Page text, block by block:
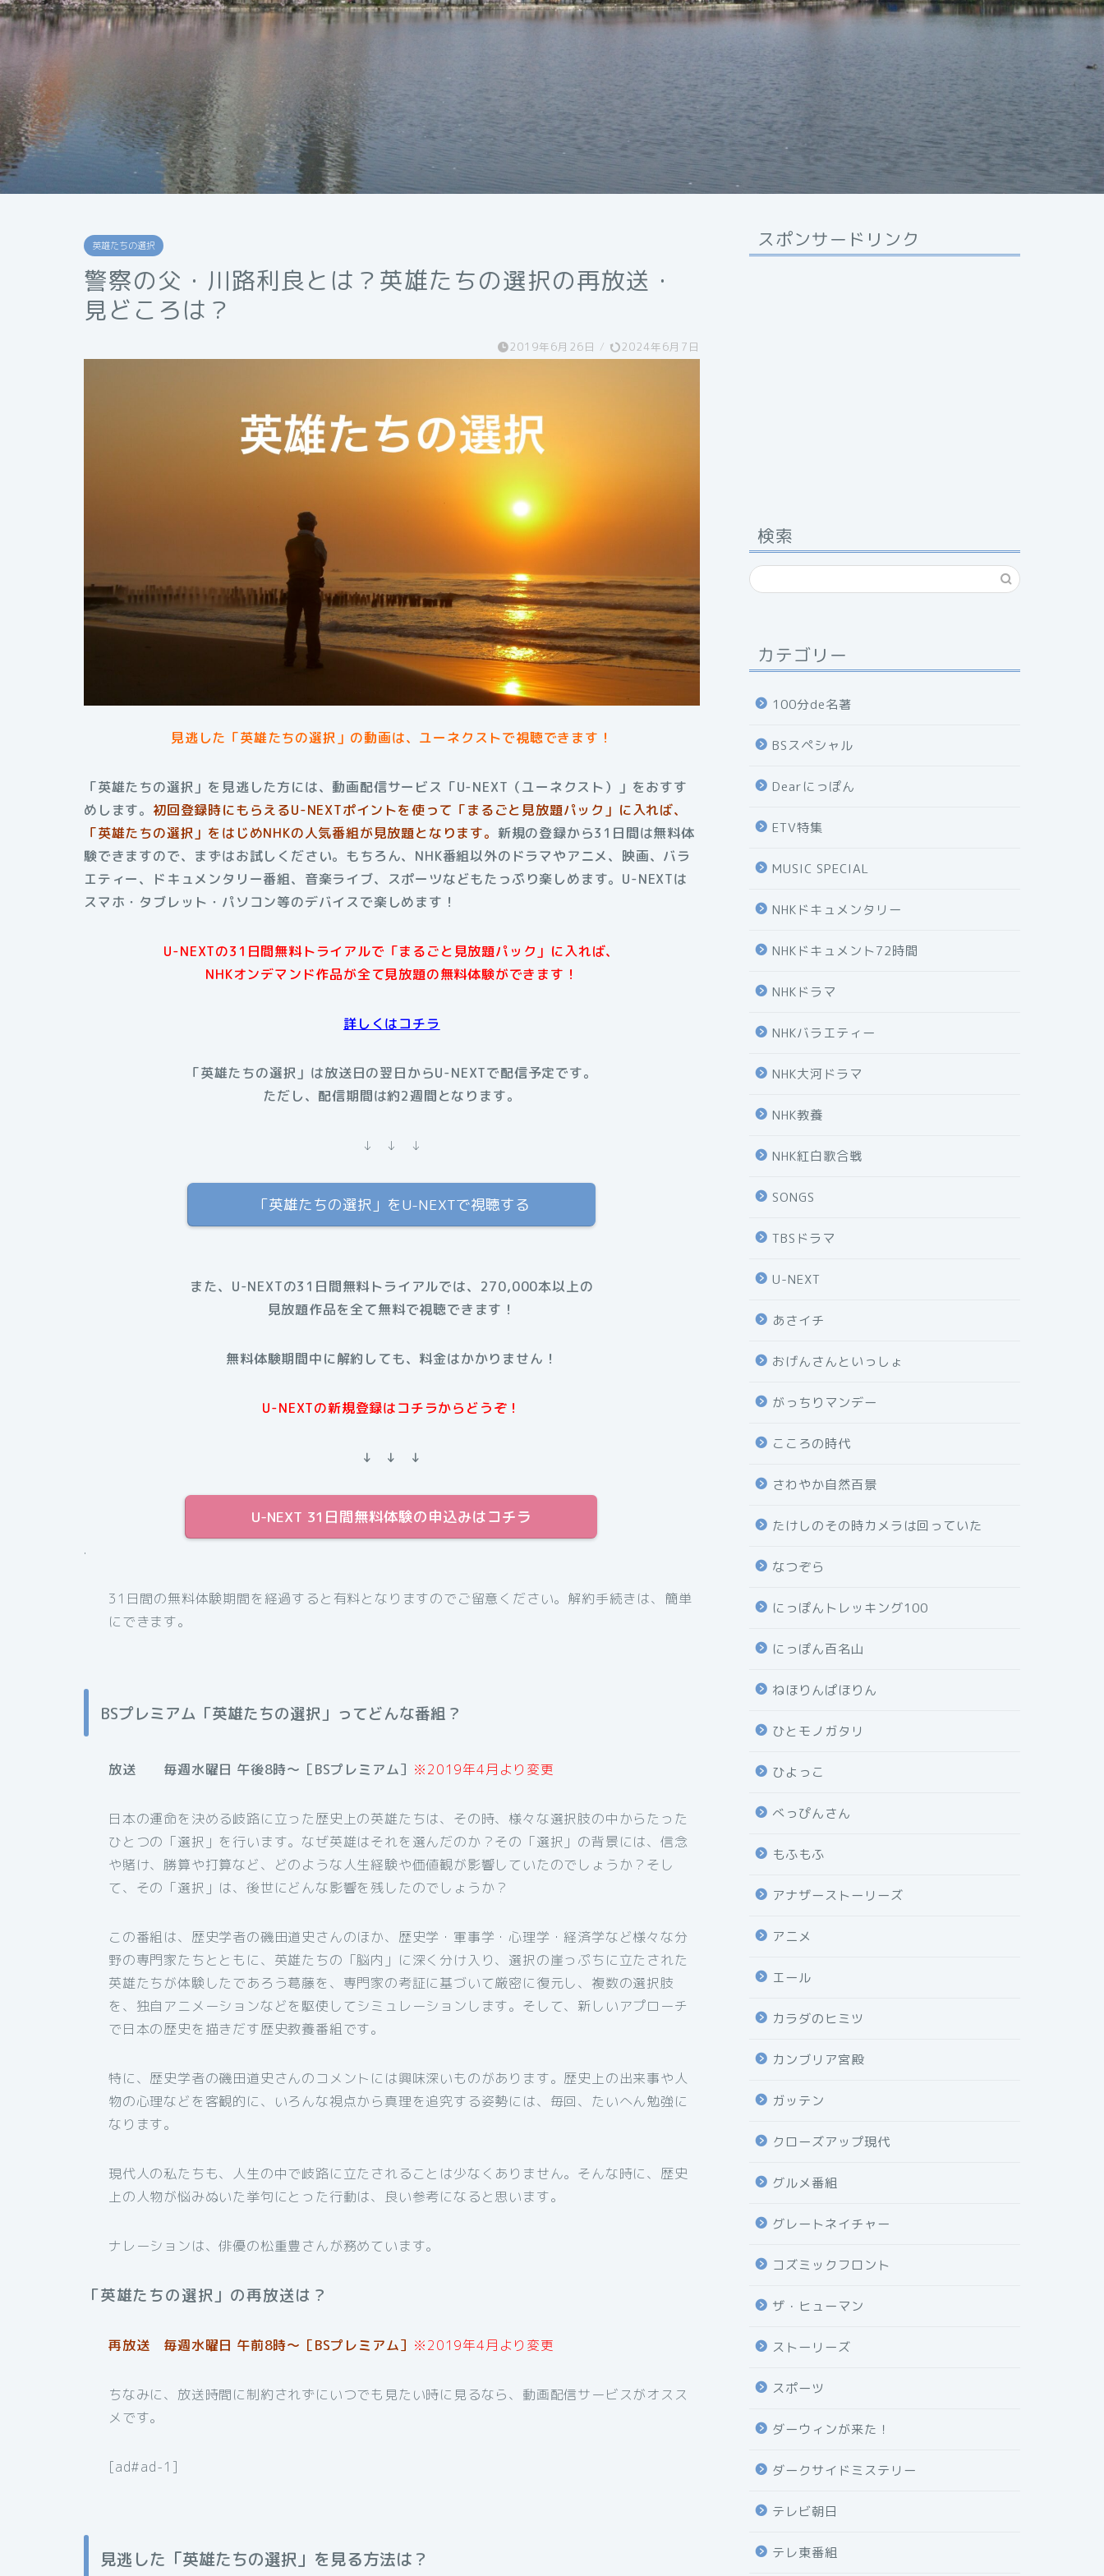
英雄たちの選択
警察の父・川路利良とは？英雄たちの選択の再放送・
見どころは？
2019年6月26日 / 2024年6月7日
見逃した「英雄たちの選択」の動画は、ユーネクストで視聴できます！
「英雄たちの選択」を見逃した方には、動画配信サービス「U-NEXT（ユーネクスト）」をおすす
めします。 初回登録時にもらえるU-NEXTポイントを使って「まるごと見放題パック」に入れば、
「英雄たちの選択」をはじめNHKの人気番組が見放題となります。 新規の登録から31日間は無料体
験できますので、まずはお試しください。もちろん、NHK番組以外のドラマやアニメ、映画、バラ
エティー、ドキュメンタリー番組、音楽ライブ、スポーツなどもたっぷり楽しめます。U-NEXTは
スマホ・タブレット・パソコン等のデバイスで楽しめます ！
U-NEXTの31日間無料トライアルで「まるごと見放題パック」に入れば、
NHKオンデマンド作品が全て見放題の無料体験ができます！
詳しくはコチラ
「英雄たちの選択」は放送日の翌日からU-NEXTで配信予定です。
ただし、配信期間は約2週間となります。
↓ ↓ ↓
「英雄たちの選択」をU-NEXTで視聴する
また、U-NEXTの31日間無料トライアルでは、270,000本以上の
見放題作品を全て無料で視聴できます！
無料体験期間中に解約しても、料金はかかりません！
U-NEXTの新規登録はコチラからどうぞ！
↓ ↓ ↓
U-NEXT 31日間無料体験の申込みはコチラ
.
31日間の無料体験期間を経過すると有料となりますのでご留意ください。解約手続きは、簡単
にできます。
BSプレミアム「英雄たちの選択」ってどんな番組？
放送 毎週水曜日 午後8時～［BSプレミアム］ ※2019年4月より変更
日本の運命を決める岐路に立った歴史上の英雄たちは、その時、様々な選択肢の中からたった
ひとつの「選択」を行います。なぜ英雄はそれを選んだのか？その「選択」の背景には、信念
や賭け、勝算や打算など、どのような人生経験や価値観が影響していたのでしょうか？そし
て、その「選択」は、後世にどんな影響を残したのでしょうか？
この番組は、歴史学者の磯田道史さんのほか、歴史学・軍事学・心理学・経済学など様々な分
野の専門家たちとともに、英雄たちの「脳内」に深く分け入り、選択の崖っぷちに立たされた
英雄たちが体験したであろう葛藤を、専門家の考証に基づいて厳密に復元し、複数の選択肢
を、独自アニメーションなどを駆使してシミュレーションします。そして、新しいアプローチ
で日本の歴史を描きだす歴史教養番組です。
特に、歴史学者の磯田道史さんのコメントには興味深いものがあります。歴史上の出来事や人
物の心理などを客観的に、いろんな視点から真理を追究する姿勢には、毎回、たいへん勉強に
なります。
現代人の私たちも、人生の中で岐路に立たされることは少なくありません。そんな時に、歴史
上の人物が悩みぬいた挙句にとった行動は、良い参考になると思います。
ナレーションは、俳優の松重豊さんが務めています。
「英雄たちの選択」の再放送は？
再放送 毎週水曜日 午前8時～［BSプレミアム］ ※2019年4月より変更
ちなみに、放送時間に制約されずにいつでも見たい時に見るなら、動画配信サービスがオスス
メです。
[ad#ad-1]
見逃した「英雄たちの選択」を見る方法は？
スポンサードリンク
検索
カテゴリー
100分de名著
BSスペシャル
Dearにっぽん
ETV特集
MUSIC SPECIAL
NHKドキュメンタリー
NHKドキュメント72時間
NHKドラマ
NHKバラエティー
NHK大河ドラマ
NHK教養
NHK紅白歌合戦
SONGS
TBSドラマ
U-NEXT
あさイチ
おげんさんといっしょ
がっちりマンデー
こころの時代
さわやか自然百景
たけしのその時カメラは回っていた
なつぞら
にっぽんトレッキング100
にっぽん百名山
ねほりんぱほりん
ひとモノガタリ
ひよっこ
べっぴんさん
もふもふ
アナザーストーリーズ
アニメ
エール
カラダのヒミツ
カンブリア宮殿
ガッテン
クローズアップ現代
グルメ番組
グレートネイチャー
コズミックフロント
ザ・ヒューマン
ストーリーズ
スポーツ
ダーウィンが来た！
ダークサイドミステリー
テレビ朝日
テレ東番組